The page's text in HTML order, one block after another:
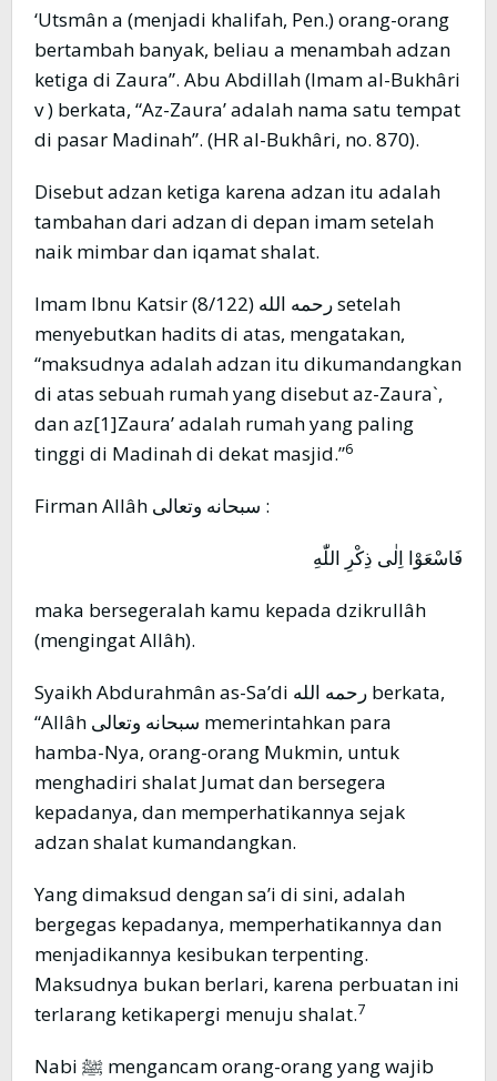
‘Utsmân a (menjadi khalifah, Pen.) orang-orang
bertambah banyak, beliau a menambah adzan
ketiga di Zaura”. Abu Abdillah (Imam al-Bukhâri
v ) berkata, “Az-Zaura’ adalah nama satu tempat
di pasar Madinah”. (HR al-Bukhâri, no. 870).
Disebut adzan ketiga karena adzan itu adalah
tambahan dari adzan di depan imam setelah
naik mimbar dan iqamat shalat.
Imam Ibnu Katsir رحمه الله (8/122) setelah
menyebutkan hadits di atas, mengatakan,
“maksudnya adalah adzan itu dikumandangkan
di atas sebuah rumah yang disebut az-Zaura`,
dan az[1]Zaura’ adalah rumah yang paling
tinggi di Madinah di dekat masjid.”6
Firman Allâh سبحانه وتعالى :
فَاسْعَوْا اِلٰى ذِكْرِ اللّٰهِ
maka bersegeralah kamu kepada dzikrullâh
(mengingat Allâh).
Syaikh Abdurahmân as-Sa’di رحمه الله berkata,
“Allâh سبحانه وتعالى memerintahkan para
hamba-Nya, orang-orang Mukmin, untuk
menghadiri shalat Jumat dan bersegera
kepadanya, dan memperhatikannya sejak
adzan shalat kumandangkan.
Yang dimaksud dengan sa’i di sini, adalah
bergegas kepadanya, memperhatikannya dan
menjadikannya kesibukan terpenting.
Maksudnya bukan berlari, karena perbuatan ini
terlarang ketikapergi menuju shalat.7
Nabi ﷺ mengancam orang-orang yang wajib